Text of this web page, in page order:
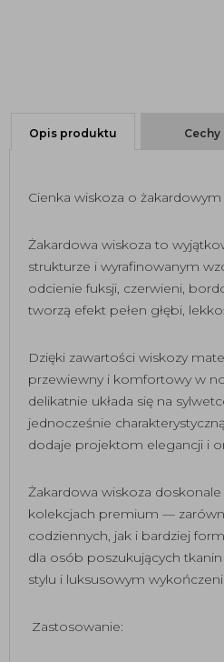
Opis produktu Cechy
Cienka wiskoza o
Żakardowa wiskoza to
strukturze i wyrafinowanym
odcienie fuksji, czerwieni,
tworzą efekt pełen głębi,
Dzięki zawartości wiskozy
przewiewny i komfortowy w
delikatnie układa się na
jednocześnie
dodaje projektom elegancji i
Żakardowa wiskoza doskonale
kolekcjach premium —
codziennych, jak i bardziej
dla osób poszukujących
stylu i luksusowym
Zastosowanie: